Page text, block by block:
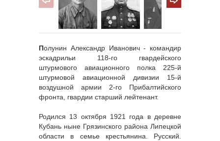
Полунин Александр Иванович - командир
эскадрильи 118-го гвардейского
штурмового авиационного полка 225-й
штурмовой авиационной дивизии 15-й
воздушной армии 2-го Прибалтийского
фронта, гвардии старший лейтенант.
Родился 13 октября 1921 года в деревне
Кубань ныне Грязинского района Липецкой
области в семье крестьянина. Русский.